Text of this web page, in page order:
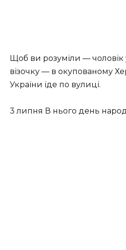
Щоб ви розуміли —
візочку — в окупованому
України їде по вулиці.
3 липня В нього день